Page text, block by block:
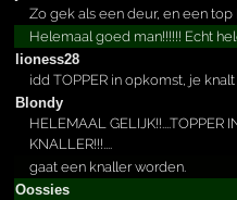
Zo gek als een deur, en een top
Helemaal goed man!!!!!! Echt
lioness28
idd TOPPER in opkomst, je
Blondy
HELEMAAL GELIJK!!....TOPPER
KNALLER!!!....
gaat een knaller worden.
Oossies